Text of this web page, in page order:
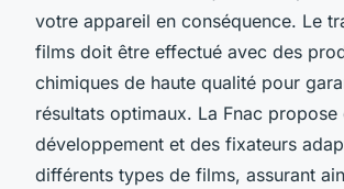
votre appareil en conséquence. Le
films doit être effectué avec des
chimiques de haute qualité pour
résultats optimaux. La Fnac propose
développement et des fixateurs
différents types de films, assurant